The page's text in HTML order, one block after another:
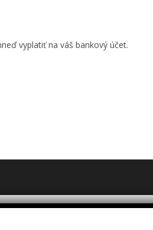
vyplatiť na váš bankový účet.